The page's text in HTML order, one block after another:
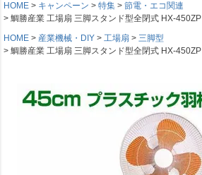
HOME
キャンペーン 特集
節電・エコ関連
鯛勝産業 工場扇 三脚スタンド型全閉式 HX-450ZP
HOME
産業機械・DIY 工場扇
三脚型
鯛勝産業 工場扇 三脚スタンド型全閉式 HX-450ZP